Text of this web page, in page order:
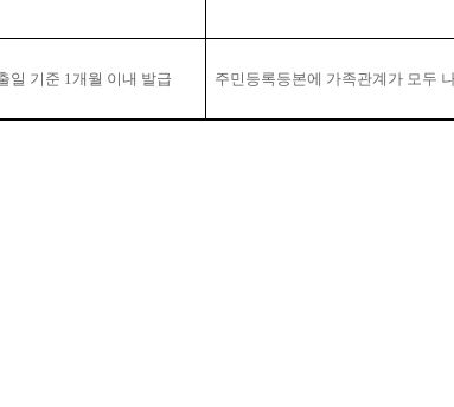
일 기준 1개월 이내 발급 주민등록등본에 가족관계가 모두